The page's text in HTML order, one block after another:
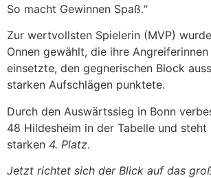
So macht Gewinnen Spaß.“
Zur wertvollsten Spielerin (MVP)
Onnen gewählt, die ihre
einsetzte, den gegnerischen Block
starken Aufschlägen punktete.
Durch den Auswärtssieg in Bonn
48 Hildesheim in der Tabelle und steht
starken 4. Platz.
Jetzt richtet sich der Blick auf das